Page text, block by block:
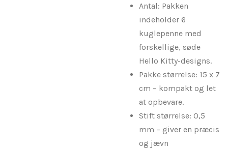
Antal: Pakken
indeholder 6
kuglepenne med
forskellige, søde
Hello Kitty-designs.
Pakke størrelse: 15 x 7
cm – kompakt og let
at opbevare.
Stift størrelse: 0,5
mm – giver en præcis
og jævn